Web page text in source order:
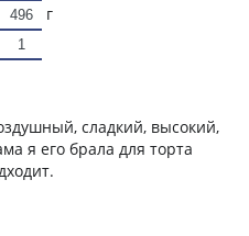
г
сладкий, высокий,
я его брала для торта